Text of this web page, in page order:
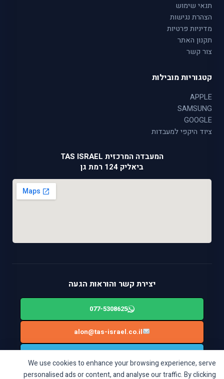
We use cookies to enhance your browsing experience, serve
personalised ads or content, and analyse our traffic. By clicking
תנאי שימוש
הצהרת נגישות
מדיניות פרטיות
תקנון האתר
צור קשר
קטגוריות מובילות
APPLE
SAMSUNG
GOOGLE
ציוד היקפי למעבדות
המעבדה המרכזית TAS ISRAEL
ביאליק 124 רמת גן
יצירת קשר והוראות הגעה
077-5308625
alon@tas-israel.co.il